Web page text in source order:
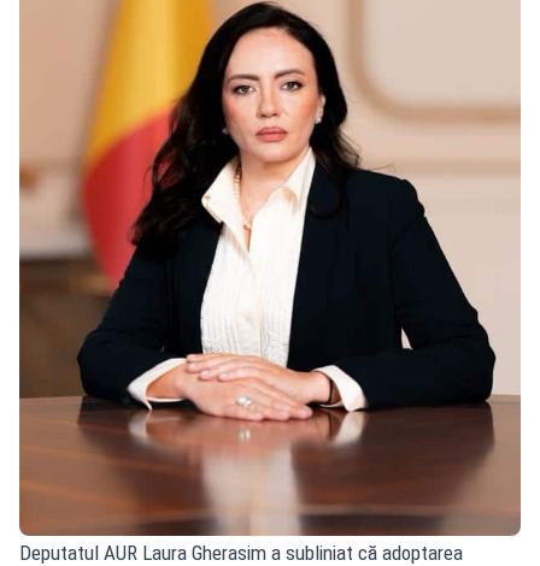
Deputatul AUR Laura Gherasim a subliniat că adoptarea